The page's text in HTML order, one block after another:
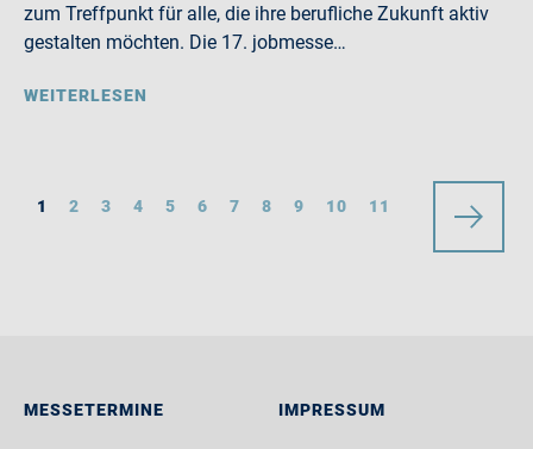
zum Treffpunkt für alle, die ihre berufliche Zukunft aktiv
gestalten möchten. Die 17. jobmesse…
WEITERLESEN
1 2 3 4 5 6 7 8 9 10 11
MESSETERMINE IMPRESSUM